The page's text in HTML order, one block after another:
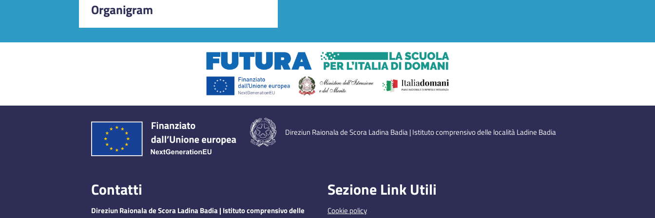
Udienze insegnanti SE+SM
Organigram
Direziun Raionala de Scora Ladina Badia | Istituto comprensivo delle località Ladine Badia
Contatti
Direziun Raionala de Scora Ladina Badia | Istituto comprensivo delle
Sezione Link Utili
Cookie policy